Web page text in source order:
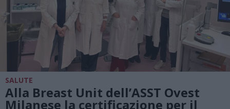
SALUTE
Alla Breast Unit dell’ASST Ovest
Milanese la certificazione per il